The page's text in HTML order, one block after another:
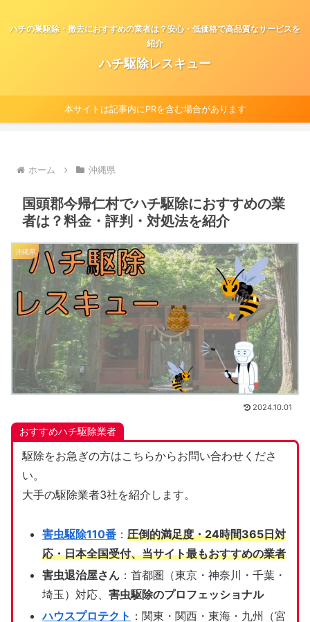
ハチの巣駆除・撤去におすすめの業者は？安心・低価格で高品質なサービスを
紹介
ハチ駆除レスキュー
本サイトは記事内にPRを含む場合があります
ホーム 沖縄県
国頭郡今帰仁村でハチ駆除におすすめの業
者は？料金・評判・対処法を紹介
沖縄県
2024.10.01
おすすめハチ駆除業者
駆除をお急ぎの方はこちらからお問い合わせくださ
い。
大手の駆除業者3社を紹介します。
害虫駆除110番： 圧倒的満足度・24時間365日対
応・日本全国受付、当サイト最もおすすめの業者
害虫退治屋さん：首都圏（東京・神奈川・千葉・
埼玉）対応、 害虫駆除のプロフェッショナル
ハウスプロテクト ：関東・関西・東海・九州（宮